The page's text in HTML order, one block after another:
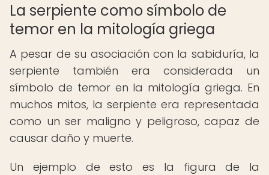
La serpiente como símbolo de
temor en la mitología griega
A pesar de su asociación con la sabiduría, la
serpiente también era considerada un
símbolo de temor en la mitología griega. En
muchos mitos, la serpiente era representada
como un ser maligno y peligroso, capaz de
causar daño y muerte.
Un ejemplo de esto es la figura de la